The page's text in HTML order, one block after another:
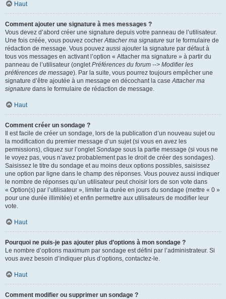
Haut
Comment ajouter une signature à mes messages ?
Vous devez d’abord créer une signature depuis votre panneau de l’utilisateur.
Une fois créée, vous pouvez cocherAttacher ma signature sur le formulaire de
rédaction de message. Vous pouvez aussi ajouter la signature par défaut à
tous vos messages en activant l’option « Attacher ma signature » à partir du
panneau de l’utilisateur (ongletPréférences du forum --> Modifier les
préférences de message). Par la suite, vous pourrez toujours empêcher une
signature d’être ajoutée à un message en décochant la caseAttacher ma
signature dans le formulaire de rédaction de message.
Haut
Comment créer un sondage ?
Il est facile de créer un sondage, lors de la publication d’un nouveau sujet ou
la modification du premier message d’un sujet (si vous en avez les
permissions), cliquez sur l’ongletSondage sous la partie message (si vous ne
le voyez pas, vous n’avez probablement pas le droit de créer des sondages).
Saisissez le titre du sondage et au moins deux options possibles, saisissez
une option par ligne dans le champ des réponses. Vous pouvez aussi indiquer
le nombre de réponses qu’un utilisateur peut choisir lors de son vote dans
« Option(s) par l’utilisateur », limiter la durée en jours du sondage (mettre « 0 »
pour une durée illimitée) et enfin permettre aux utilisateurs de modifier leur
vote.
Haut
Pourquoi ne puis-je pas ajouter plus d’options à mon sondage ?
Le nombre d’options maximum par sondage est défini par l’administrateur. Si
vous avez besoin d’indiquer plus d’options, contactez-le.
Haut
Comment modifier ou supprimer un sondage ?